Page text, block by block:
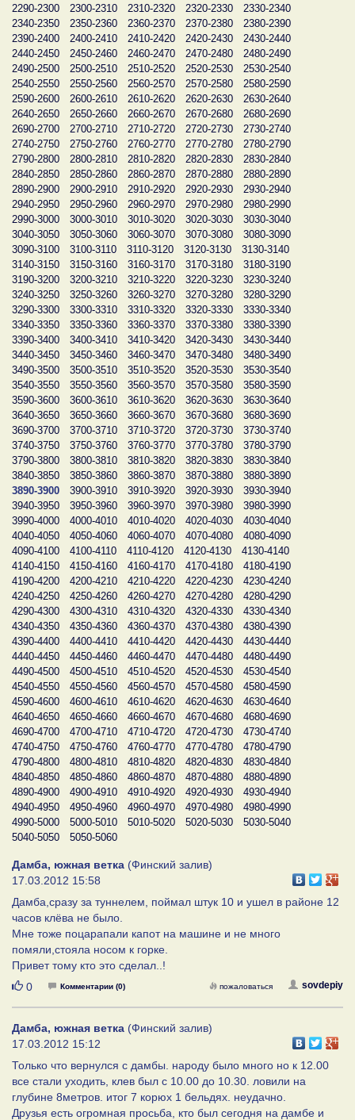
2290-2300
2300-2310 2310-2320 2320-2330
2330-2340
2340-2350
2350-2360 2360-2370 2370-2380
2380-2390
2390-2400
2400-2410 2410-2420 2420-2430
2430-2440
2440-2450
2450-2460 2460-2470 2470-2480
2480-2490
2490-2500
2500-2510 2510-2520 2520-2530
2530-2540
2540-2550
2550-2560 2560-2570 2570-2580
2580-2590
2590-2600
2600-2610 2610-2620 2620-2630
2630-2640
2640-2650
2650-2660 2660-2670 2670-2680
2680-2690
2690-2700
2700-2710 2710-2720 2720-2730
2730-2740
2740-2750
2750-2760 2760-2770 2770-2780
2780-2790
2790-2800
2800-2810 2810-2820 2820-2830
2830-2840
2840-2850
2850-2860 2860-2870 2870-2880
2880-2890
2890-2900
2900-2910 2910-2920 2920-2930
2930-2940
2940-2950
2950-2960 2960-2970 2970-2980
2980-2990
2990-3000
3000-3010 3010-3020 3020-3030
3030-3040
3040-3050
3050-3060 3060-3070 3070-3080
3080-3090
3090-3100
3100-3110 3110-3120 3120-3130
3130-3140
3140-3150
3150-3160 3160-3170 3170-3180
3180-3190
3190-3200
3200-3210 3210-3220 3220-3230
3230-3240
3240-3250
3250-3260 3260-3270 3270-3280
3280-3290
3290-3300
3300-3310 3310-3320 3320-3330
3330-3340
3340-3350
3350-3360 3360-3370 3370-3380
3380-3390
3390-3400
3400-3410 3410-3420 3420-3430
3430-3440
3440-3450
3450-3460 3460-3470 3470-3480
3480-3490
3490-3500
3500-3510 3510-3520 3520-3530
3530-3540
3540-3550
3550-3560 3560-3570 3570-3580
3580-3590
3590-3600
3600-3610 3610-3620 3620-3630
3630-3640
3640-3650
3650-3660 3660-3670 3670-3680
3680-3690
3690-3700
3700-3710 3710-3720 3720-3730
3730-3740
3740-3750
3750-3760 3760-3770 3770-3780
3780-3790
3790-3800
3800-3810 3810-3820 3820-3830
3830-3840
3840-3850
3850-3860 3860-3870 3870-3880
3880-3890
3890-3900
3900-3910 3910-3920 3920-3930
3930-3940
3940-3950
3950-3960 3960-3970 3970-3980
3980-3990
3990-4000
4000-4010 4010-4020 4020-4030
4030-4040
4040-4050
4050-4060 4060-4070 4070-4080
4080-4090
4090-4100
4100-4110 4110-4120 4120-4130
4130-4140
4140-4150
4150-4160 4160-4170 4170-4180
4180-4190
4190-4200
4200-4210 4210-4220 4220-4230
4230-4240
4240-4250
4250-4260 4260-4270 4270-4280
4280-4290
4290-4300
4300-4310 4310-4320 4320-4330
4330-4340
4340-4350
4350-4360 4360-4370 4370-4380
4380-4390
4390-4400
4400-4410 4410-4420 4420-4430
4430-4440
4440-4450
4450-4460 4460-4470 4470-4480
4480-4490
4490-4500
4500-4510 4510-4520 4520-4530
4530-4540
4540-4550
4550-4560 4560-4570 4570-4580
4580-4590
4590-4600
4600-4610 4610-4620 4620-4630
4630-4640
4640-4650
4650-4660 4660-4670 4670-4680
4680-4690
4690-4700
4700-4710 4710-4720 4720-4730
4730-4740
4740-4750
4750-4760 4760-4770 4770-4780
4780-4790
4790-4800
4800-4810 4810-4820 4820-4830
4830-4840
4840-4850
4850-4860 4860-4870 4870-4880
4880-4890
4890-4900
4900-4910 4910-4920 4920-4930
4930-4940
4940-4950
4950-4960 4960-4970 4970-4980
4980-4990
4990-5000
5000-5010 5010-5020 5020-5030
5030-5040
5040-5050
5050-5060
Дамба, южная ветка (Финский залив)
17.03.2012 15:58
Дамба,сразу за туннелем, поймал штук 10 и ушел в районе 12
часов клёва не было.
Мне тоже поцарапали капот на машине и не много
помяли,стояла носом к горке.
Привет тому кто это сделал..!
Нравится
0 Комментарии (0) sovdepiy
пожаловаться
Дамба, южная ветка (Финский залив)
17.03.2012 15:12
Только что вернулся с дамбы. народу было много но к 12.00
все стали уходить, клев был с 10.00 до 10.30. ловили на
глубине 8метров. итог 7 корюх 1 бельдях. неудачно.
Друзья есть огромная просьба, кто был сегодня на дамбе и